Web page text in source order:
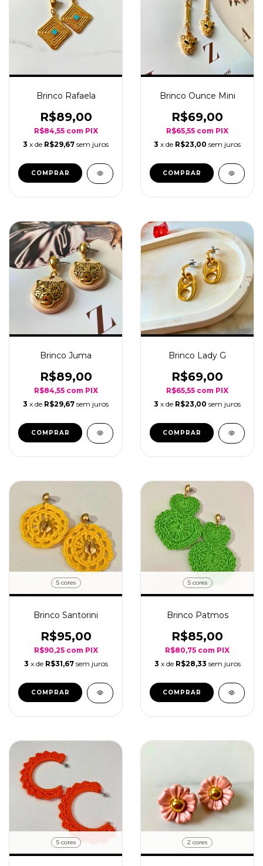
Brinco Rafaela
R$89,00
R$84,55 com PIX
3 x de R$29,67 sem juros
Brinco Ounce Mini
R$69,00
R$65,55 com PIX
3 x de R$23,00 sem juros
Brinco Juma
R$89,00
R$84,55 com PIX
3 x de R$29,67 sem juros
Brinco Lady G
R$69,00
R$65,55 com PIX
3 x de R$23,00 sem juros
5 cores
Brinco Santorini
R$95,00
R$90,25 com PIX
3 x de R$31,67 sem juros
COMPRAR
5 cores
Brinco Patmos
R$85,00
R$80,75 com PIX
3 x de R$28,33 sem juros
COMPRAR
5 cores 2 cores